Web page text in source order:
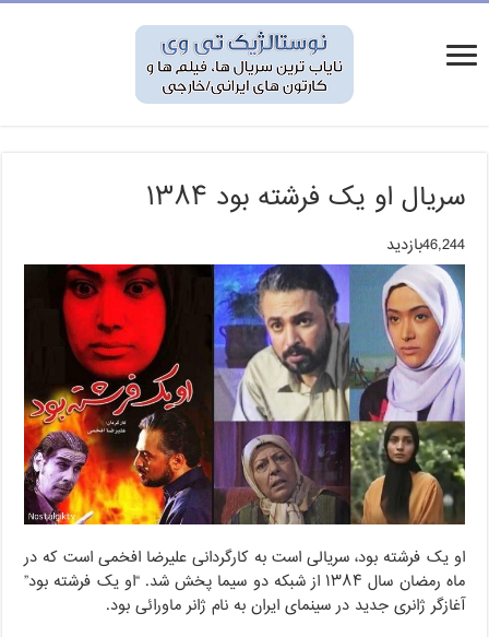
سریال او یک فرشته بود ۱۳۸۴
46,244بازدید
او یک فرشته بود، سریالی است به کارگردانی علیرضا افخمی است که در
ماه رمضان سال ۱۳۸۴ از شبکه دو سیما پخش شد. “او یک فرشته بود”
آغازگر ژانری جدید در سینمای ایران به نام ژانر ماورائی بود.